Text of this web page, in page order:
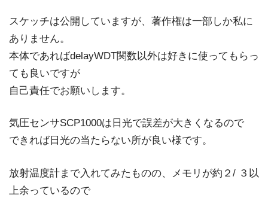
スケッチは公開していますが、著作権は一部しか私に
ありません。
本体であればdelayWDT関数以外は好きに使ってもらっ
ても良いですが
自己責任でお願いします。
気圧センサSCP1000は日光で誤差が大きくなるので
できれば日光の当たらない所が良い様です。
放射温度計まで入れてみたものの、メモリが約２/ ３以
上余っているので